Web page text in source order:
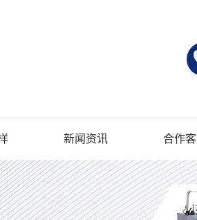
新闻资讯 合作